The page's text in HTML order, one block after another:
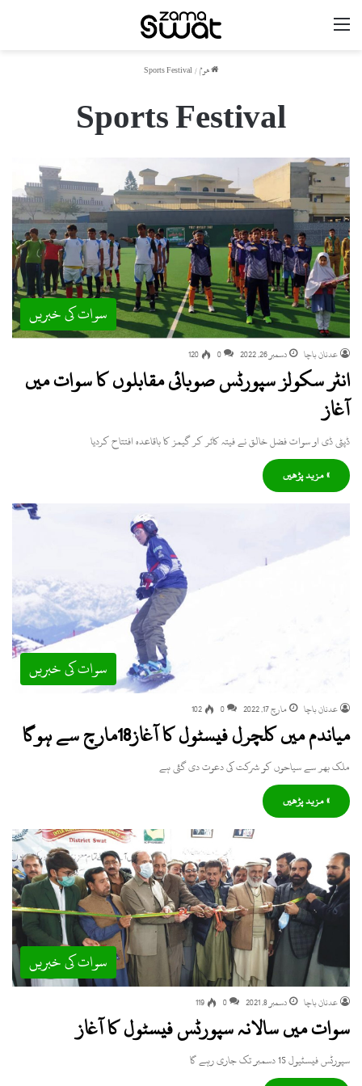
ھوم/
Sports Festival
Sports Festival
سوات کی خبریں
عدنان باچا دسمبر 26, 2022 0
120
انٹر سکولز سپورٹس صوبائی مقابلوں کا سوات میں
آغاز
ڈپٹی ڈی او سوات فضل خالق نے فیتہ کاٹر کر گیمز کا باقاعدہ افتتاح کردیا
» مزید پڑھیں
سوات کی خبریں
عدنان باچا مارچ 17, 2022 0
102
میاندم میں کلچرل فیسٹول کا آغاز18مارچ سے ہوگا
ملک بھر سے سیاحوں کو شرکت کی دعوت دی گئی ہے
» مزید پڑھیں
سوات کی خبریں
عدنان باچا دسمبر 8, 2021 0
119
سوات میں سالانہ سپورٹس فیسٹول کا آغاز
سپورٹس فیسٹیول 15 دسمبر تک جاری رہے گا